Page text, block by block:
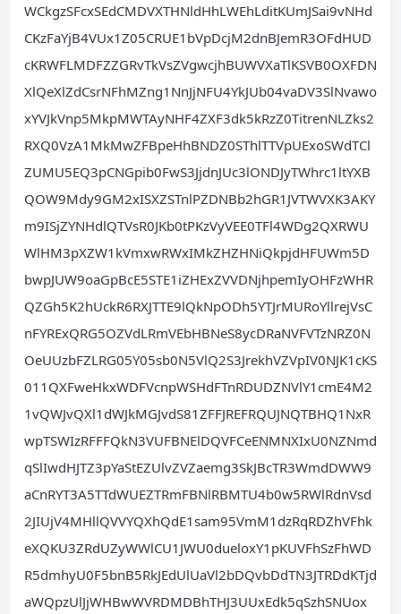
WCkgzSFcxSEdCMDVXTHNldHhLWEhLditKUmJSai9vNHd
CKzFaYjB4VUx1Z05CRUE1bVpDcjM2dnBJemR3OFdHUD
cKRWFLMDFZZGRvTkVsZVgwcjhBUWVXaTlKSVB0OXFDN
XlQeXlZdCsrNFhMZng1NnJjNFU4YkJUb04vaDV3SlNvawo
xYVJkVnp5MkpMWTAyNHF4ZXF3dk5kRzZ0TitrenNLZks2
RXQ0VzA1MkMwZFBpeHhBNDZ0SThlTTVpUExoSWdTCl
ZUMU5EQ3pCNGpib0FwS3JjdnJUc3lONDJyTWhrc1ltYXB
QOW9Mdy9GM2xISXZSTnlPZDNBb2hGR1JVTWVXK3AKY
m9ISjZYNHdlQTVsR0JKb0tPKzVyVEE0TFl4WDg2QXRWU
WlHM3pXZW1kVmxwRWxIMkZHZHNiQkpjdHFUWm5D
bwpJUW9oaGpBcE5STE1iZHExZVVDNjhpemIyOHFzWHR
QZGh5K2hUckR6RXJTTE9lQkNpODh5YTJrMURoYllrejVsC
nFYRExQRG5OZVdLRmVEbHBNeS8ycDRaNVFVTzNRZ0N
OeUUzbFZLRG05Y05sb0N5VlQ2S3JrekhVZVpIV0NJK1cKS
011QXFweHkxWDFVcnpWSHdFTnRDUDZNVlY1cmE4M2
1vQWJvQXl1dWJkMGJvdS81ZFFJREFRQUJNQTBHQ1NxR
wpTSWIzRFFFQkN3VUFBNElDQVFCeENMNXIxU0NZNmd
qSlIwdHJTZ3pYaStEZUlvZVZaemg3SkJBcTR3WmdDWW9
aCnRYT3A5TTdWUEZTRmFBNlRBMTU4b0w5RWlRdnVsd
2JIUjV4MHllQVVYQXhQdE1sam95VmM1dzRqRDZhVFhk
eXQKU3ZRdUZyWWlCU1JWU0dueloxY1pKUVFhSzFhWD
R5dmhyU0F5bnB5RkJEdUlUaVl2bDQvbDdTN3JTRDdKTjd
aWQpzUlJjWHBwWVRDMDBhTHJ3UUxEdk5qSzhSNUox